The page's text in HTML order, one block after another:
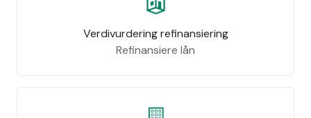
Verdivurdering refinansiering
Refinansiere lån